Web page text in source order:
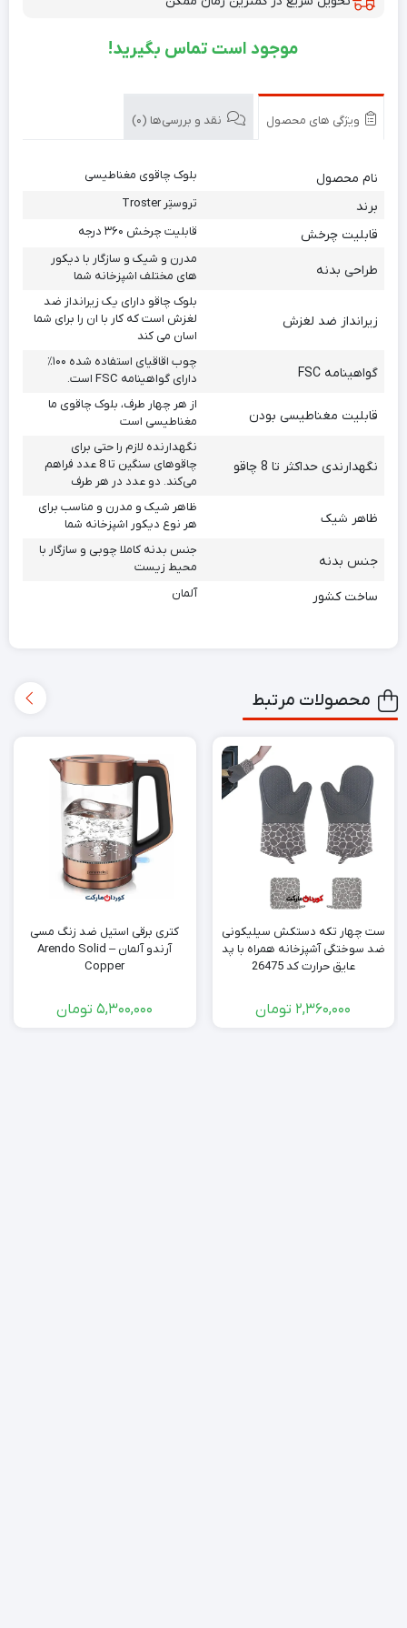
موجود است تماس بگیرید!
ویژگی های محصول نقد و بررسی‌ها (0)
نام محصول بلوک چاقوی مغناطیسی
برند تروستِر Troster
قابلیت چرخش قابلیت چرخش ۳۶۰ درجه
طراحی بدنه
مدرن و شیک و سازگار با دیکور
های مختلف اشپزخانه شما
زیرانداز ضد لغزش
بلوک چاقو دارای یک زیرانداز ضد
لغزش است که کار با ان را برای شما
اسان می کند
گواهینامه FSC
چوب اقاقیای استفاده شده ۱۰۰٪
دارای گواهینامه FSC است.
قابلیت مغناطیسی بودن
از هر چهار طرف، بلوک چاقوی ما
مغناطیسی است
نگهدارندی حداکثر تا 8 چاقو
نگهدارنده لازم را حتی برای
چاقوهای سنگین تا 8 عدد فراهم
می‌کند. دو عدد در هر طرف
ظاهر شیک
ظاهر شیک و مدرن و مناسب برای
هر نوع دیکور اشپزخانه شما
جنس بدنه
جنس بدنه کاملا چوبی و سازگار با
محیط زیست
ساخت کشور آلمان
محصولات مرتبط
ست چهار تکه دستکش سیلیکونی
ضد سوختگی آشپزخانه همراه با پد
عایق حرارت کد 26475
2,360,000 تومان
کتری برقی استیل ضد زنگ مسی
آرندو آلمان – Arendo Solid
Copper
5,300,000 تومان